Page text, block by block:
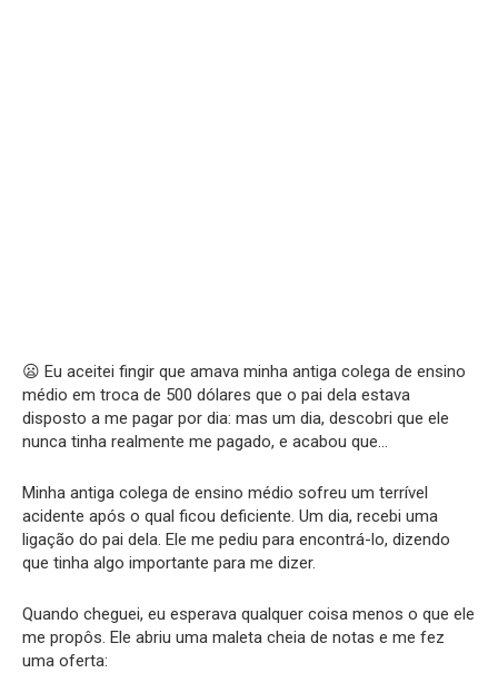
😦 Eu aceitei fingir que amava minha antiga colega de ensino
médio em troca de 500 dólares que o pai dela estava
disposto a me pagar por dia: mas um dia, descobri que ele
nunca tinha realmente me pagado, e acabou que…
Minha antiga colega de ensino médio sofreu um terrível
acidente após o qual ficou deficiente. Um dia, recebi uma
ligação do pai dela. Ele me pediu para encontrá-lo, dizendo
que tinha algo importante para me dizer.
Quando cheguei, eu esperava qualquer coisa menos o que ele
me propôs. Ele abriu uma maleta cheia de notas e me fez
uma oferta: